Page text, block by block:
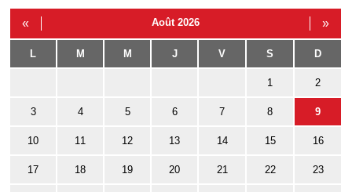
« Août 2026 »
L M M J V S D
1 2
3 4 5 6 7 8 9
10 11 12 13 14 15 16
17 18 19 20 21 22 23